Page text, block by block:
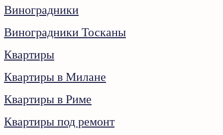
Виноградники
Виноградники Тосканы
Квартиры
Квартиры в Милане
Квартиры в Риме
Квартиры под ремонт